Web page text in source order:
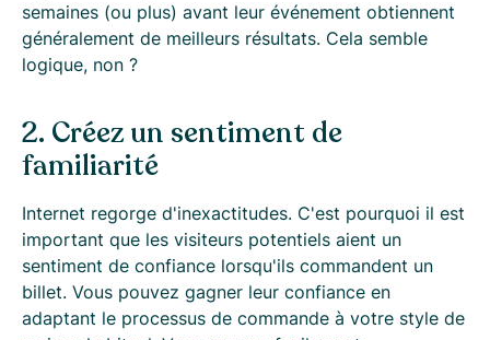
semaines (ou plus) avant leur événement obtiennent
généralement de meilleurs résultats. Cela semble
logique, non ?
2. Créez un sentiment de
familiarité
Internet regorge d'inexactitudes. C'est pourquoi il est
important que les visiteurs potentiels aient un
sentiment de confiance lorsqu'ils commandent un
billet. Vous pouvez gagner leur confiance en
adaptant le processus de commande à votre style de